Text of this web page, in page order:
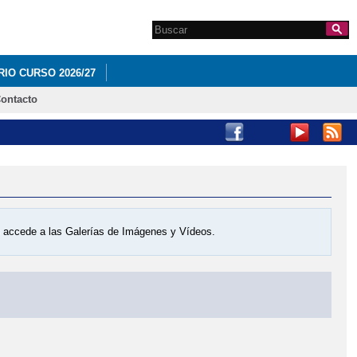
Formulario de
Search this site
CURSO 2026/27
a las Galerías de Imágenes y Vídeos.